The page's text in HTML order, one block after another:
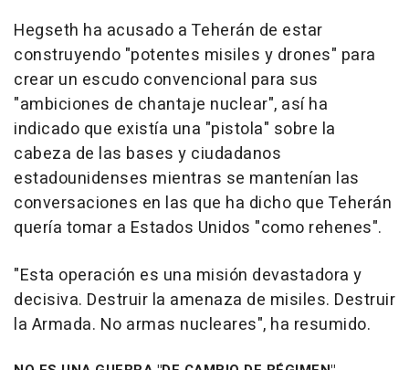
Hegseth ha acusado a Teherán de estar
construyendo "potentes misiles y drones" para
crear un escudo convencional para sus
"ambiciones de chantaje nuclear", así ha
indicado que existía una "pistola" sobre la
cabeza de las bases y ciudadanos
estadounidenses mientras se mantenían las
conversaciones en las que ha dicho que Teherán
quería tomar a Estados Unidos "como rehenes".
"Esta operación es una misión devastadora y
decisiva. Destruir la amenaza de misiles. Destruir
la Armada. No armas nucleares", ha resumido.